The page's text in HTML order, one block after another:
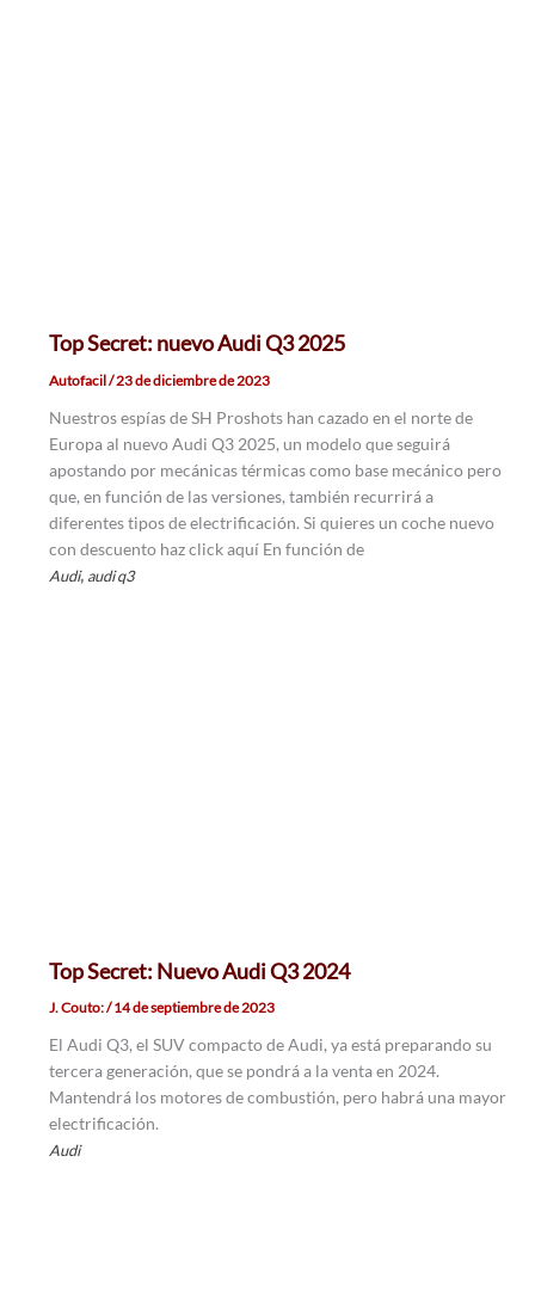
Top Secret: nuevo Audi Q3 2025
Autofacil/23 de diciembre de 2023
Nuestros espías de SH Proshots han cazado en el norte de
Europa al nuevo Audi Q3 2025, un modelo que seguirá
apostando por mecánicas térmicas como base mecánico pero
que, en función de las versiones, también recurrirá a
diferentes tipos de electrificación. Si quieres un coche nuevo
con descuento haz click aquí En función de
Audi, audi q3
Top Secret: Nuevo Audi Q3 2024
J. Couto:/14 de septiembre de 2023
El Audi Q3, el SUV compacto de Audi, ya está preparando su
tercera generación, que se pondrá a la venta en 2024.
Mantendrá los motores de combustión, pero habrá una mayor
electrificación.
Audi